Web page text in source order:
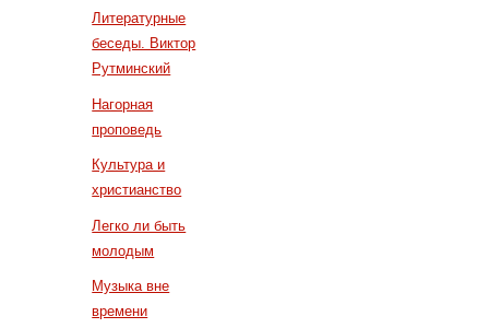
Литературные
беседы. Виктор
Рутминский
Нагорная
проповедь
Культура и
христианство
Легко ли быть
молодым
Музыка вне
времени